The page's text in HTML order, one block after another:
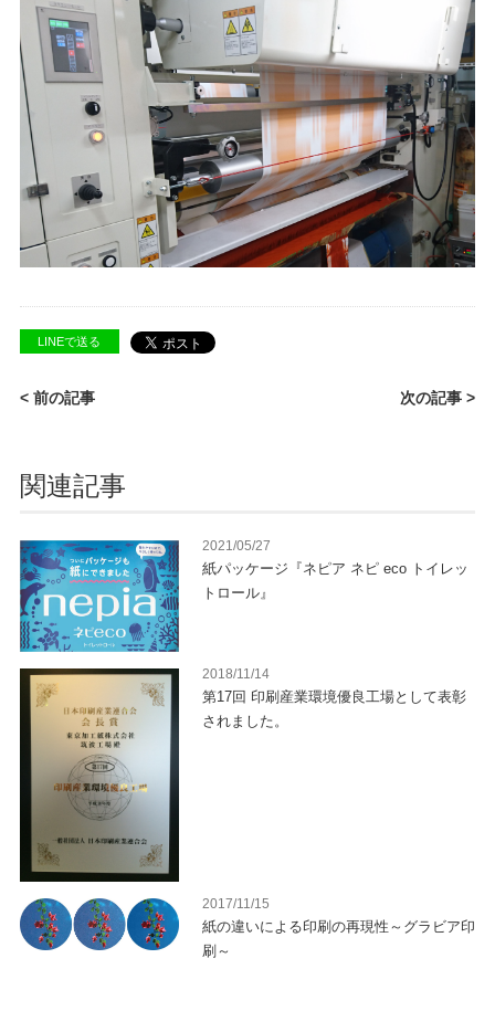
LINEで送る
< 前の記事 次の記事 >
関連記事
2021/05/27
紙パッケージ『ネピア ネピ eco トイレッ
トロール』
2018/11/14
第17回 印刷産業環境優良工場として表彰
されました。
2017/11/15
紙の違いによる印刷の再現性～グラビア印
刷～